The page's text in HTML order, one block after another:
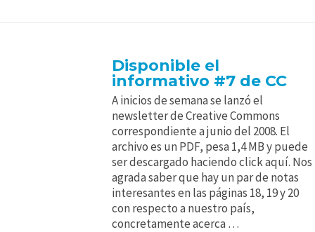
Disponible el
informativo #7 de CC
A inicios de semana se lanzó el
newsletter de Creative Commons
correspondiente a junio del 2008. El
archivo es un PDF, pesa 1,4 MB y puede
ser descargado haciendo click aquí. Nos
agrada saber que hay un par de notas
interesantes en las páginas 18, 19 y 20
con respecto a nuestro país,
concretamente acerca …